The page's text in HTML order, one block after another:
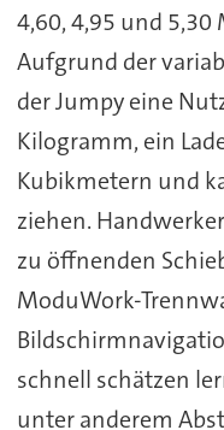
4,60, 4,95 und
Aufgrund der
der Jumpy eine
Kilogramm, ein
Kubikmetern und
ziehen.
zu öffnenden
ModuWork-
schnell schätzen
unter anderem